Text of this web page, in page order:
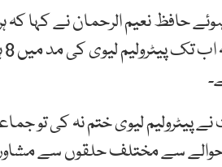
حافظ نعیم الرحمان نے کہا
نے پیٹرولیم لیوی ختم نہ کی
حوالے سے مختلف حلقوں سے